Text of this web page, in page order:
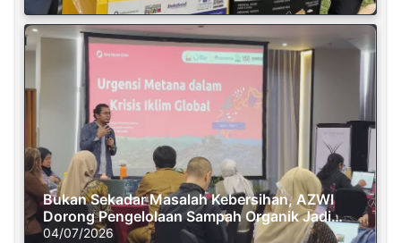
Bukan Sekadar Masalah Kebersihan, AZWI
Dorong Pengelolaan Sampah Organik Jadi
Solusi Krisis Iklim
04/07/2026